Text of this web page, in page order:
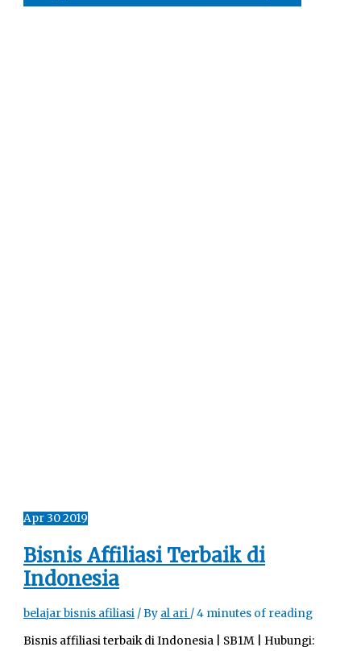
Apr302019
Bisnis Affiliasi Terbaik di
Indonesia
belajar bisnis afiliasi/ By al ari/4 minutes of reading
Bisnis affiliasi terbaik di Indonesia | SB1M | Hubungi: